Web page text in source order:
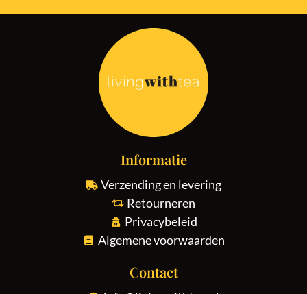
Informatie
Verzending en levering
Retourneren
Privacybeleid
Algemene voorwaarden
Contact